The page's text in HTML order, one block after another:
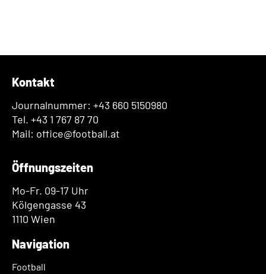
Kontakt
Journalnummer: +43 660 5150980
Tel. +43 1 767 87 70
Mail: office@football.at
Öffnungszeiten
Mo-Fr. 09-17 Uhr
Kölgengasse 43
1110 Wien
Navigation
Football